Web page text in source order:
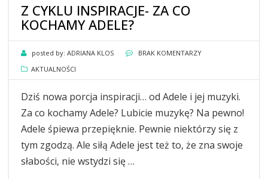
Z CYKLU INSPIRACJE- ZA CO
KOCHAMY ADELE?
posted by: ADRIANA KLOS
BRAK KOMENTARZY
AKTUALNOŚCI
Dziś nowa porcja inspiracji… od Adele i jej muzyki.
Za co kochamy Adele? Lubicie muzykę? Na pewno!
Adele śpiewa przepięknie. Pewnie niektórzy się z
tym zgodzą. Ale siłą Adele jest też to, że zna swoje
słabości, nie wstydzi się …